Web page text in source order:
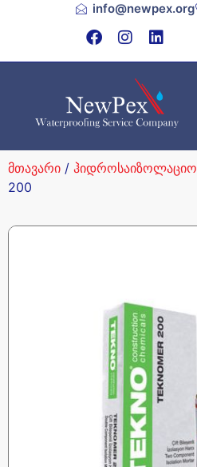
info@newpex.org
მთავარი / ჰიდროსაიზოლაციო
200